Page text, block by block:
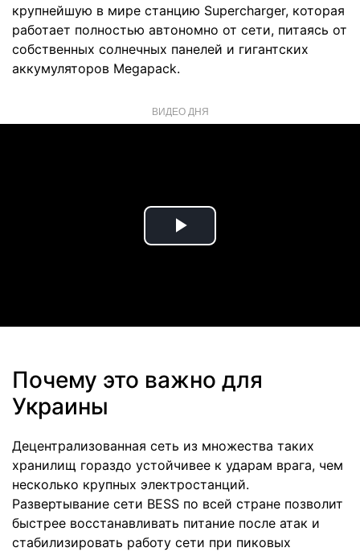
крупнейшую в мире станцию Supercharger, которая
работает полностью автономно от сети, питаясь от
собственных солнечных панелей и гигантских
аккумуляторов Megapack.
ВИДЕО ДНЯ
Play
Почему это важно для
Украины
Децентрализованная сеть из множества таких
хранилищ гораздо устойчивее к ударам врага, чем
несколько крупных электростанций.
Развертывание сети BESS по всей стране позволит
быстрее восстанавливать питание после атак и
стабилизировать работу сети при пиковых